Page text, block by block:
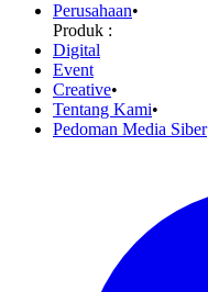
Perusahaan•
Produk :
Digital
Event
Creative•
Tentang Kami•
Pedoman Media Siber